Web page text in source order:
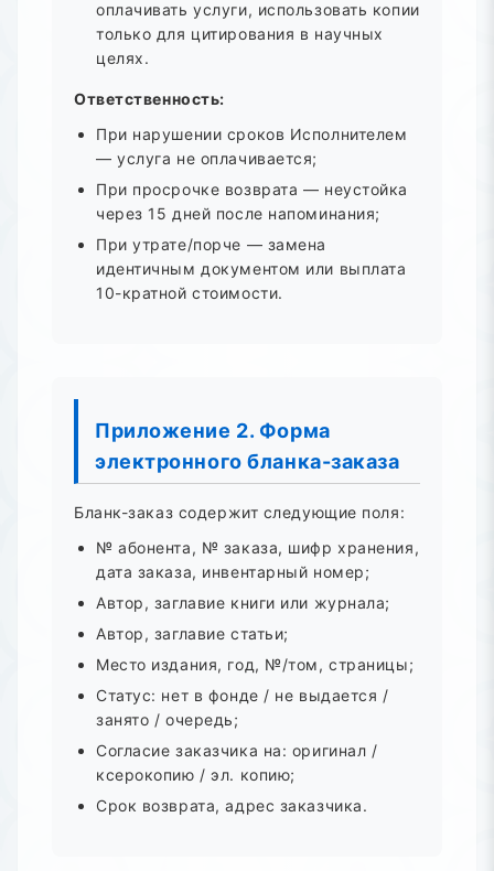
оплачивать услуги, использовать копии
только для цитирования в научных
целях.
Ответственность:
При нарушении сроков Исполнителем
— услуга не оплачивается;
При просрочке возврата — неустойка
через 15 дней после напоминания;
При утрате/порче — замена
идентичным документом или выплата
10-кратной стоимости.
Приложение 2. Форма
электронного бланка-заказа
Бланк-заказ содержит следующие поля:
№ абонента, № заказа, шифр хранения,
дата заказа, инвентарный номер;
Автор, заглавие книги или журнала;
Автор, заглавие статьи;
Место издания, год, №/том, страницы;
Статус: нет в фонде / не выдается /
занято / очередь;
Согласие заказчика на: оригинал /
ксерокопию / эл. копию;
Срок возврата, адрес заказчика.